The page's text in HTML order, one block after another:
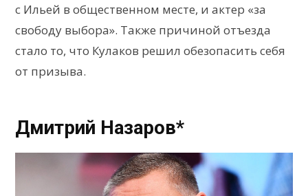
с Ильей в общественном месте, и актер «за
свободу выбора». Также причиной отъезда
стало то, что Кулаков решил обезопасить себя
от призыва.
Дмитрий Назаров*